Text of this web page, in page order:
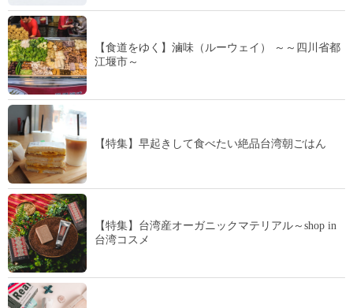
【食道をゆく】滷味（ルーウェイ） ～～四川省都
江堰市～
【特集】早起きして食べたい絶品台湾朝ごはん
【特集】台湾産オーガニックマテリアル～shop in
台湾コスメ